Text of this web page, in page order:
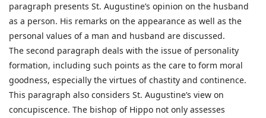
paragraph presents St. Augustine’s opinion on the husband
as a person. His remarks on the appearance as well as the
personal values of a man and husband are discussed.
The second paragraph deals with the issue of personality
formation, including such points as the care to form moral
goodness, especially the virtues of chastity and continence.
This paragraph also considers St. Augustine’s view on
concupiscence. The bishop of Hippo not only assesses